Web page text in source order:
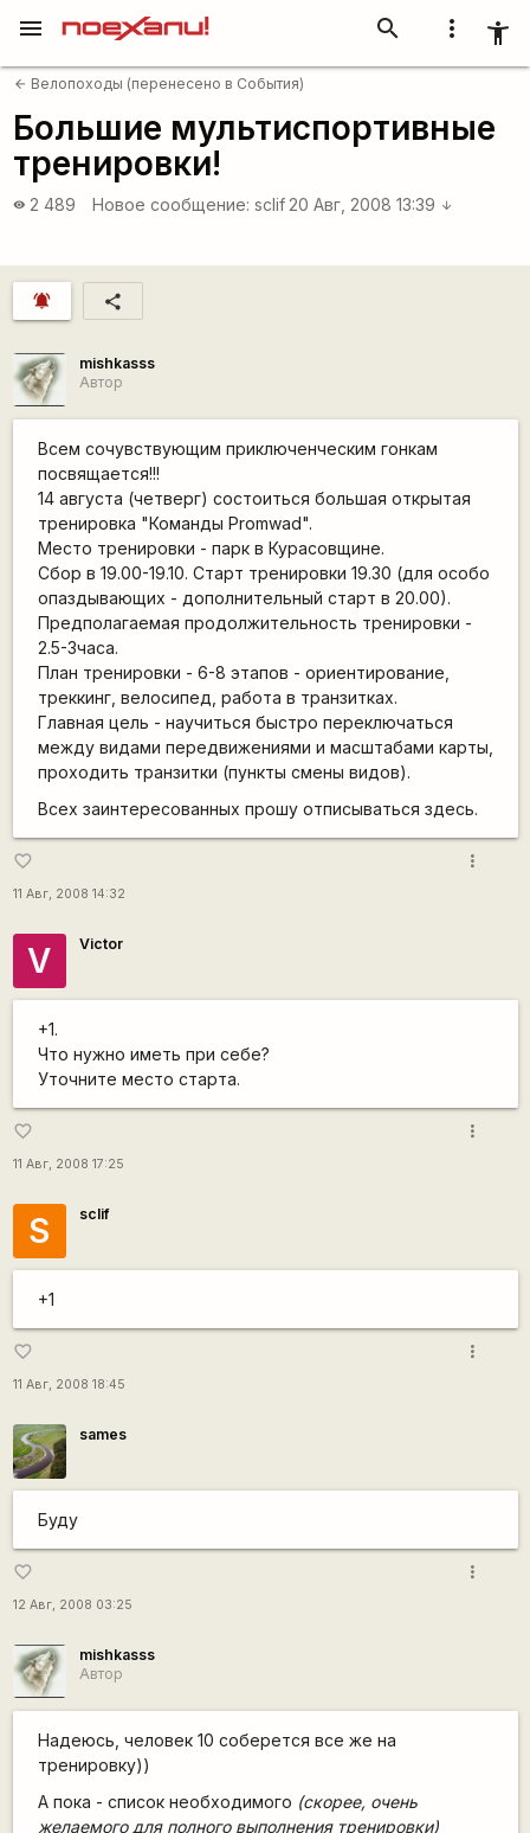
more_vert accessibility_new
search
menu
arrow_back Велопоходы (перенесено в События)
Большие мультиспортивные
тренировки!
visibility 2 489 Новое сообщение: sclif 20 Авг, 2008 13:39 arrow_downward
notifications_active share
mishkasss
Автор
Всем сочувствующим приключенческим гонкам
посвящается!!!
14 августа (четверг) состоиться большая открытая
тренировка "Команды Promwad".
Место тренировки - парк в Курасовщине.
Сбор в 19.00-19.10. Старт тренировки 19.30 (для особо
опаздывающих - дополнительный старт в 20.00).
Предполагаемая продолжительность тренировки -
2.5-3часа.
План тренировки - 6-8 этапов - ориентирование,
треккинг, велосипед, работа в транзитках.
Главная цель - научиться быстро переключаться
между видами передвижениями и масштабами карты,
проходить транзитки (пункты смены видов).
Всех заинтересованных прошу отписываться здесь.
favorite_border
11 Авг, 2008 14:32
more_vert
V Victor
+1.
Что нужно иметь при себе?
Уточните место старта.
favorite_border
11 Авг, 2008 17:25
more_vert
S sclif
+1
favorite_border
11 Авг, 2008 18:45
more_vert
sames
Буду
favorite_border
12 Авг, 2008 03:25
more_vert
mishkasss
Автор
Надеюсь, человек 10 соберется все же на
тренировку))
А пока - список необходимого (скорее, очень
желаемого для полного выполнения тренировки)